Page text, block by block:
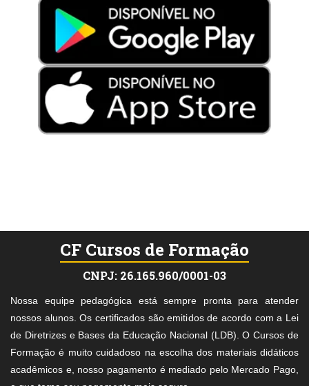
CF Cursos de Formação
CNPJ: 26.165.960/0001-03
Nossa equipe pedagógica está sempre pronta para atender
nossos alunos. Os certificados são emitidos de acordo com a Lei
de Diretrizes e Bases da Educação Nacional (LDB). O Cursos de
Formação é muito cuidadoso na escolha dos materiais didáticos
acadêmicos e, nosso pagamento é mediado pelo Mercado Pago,